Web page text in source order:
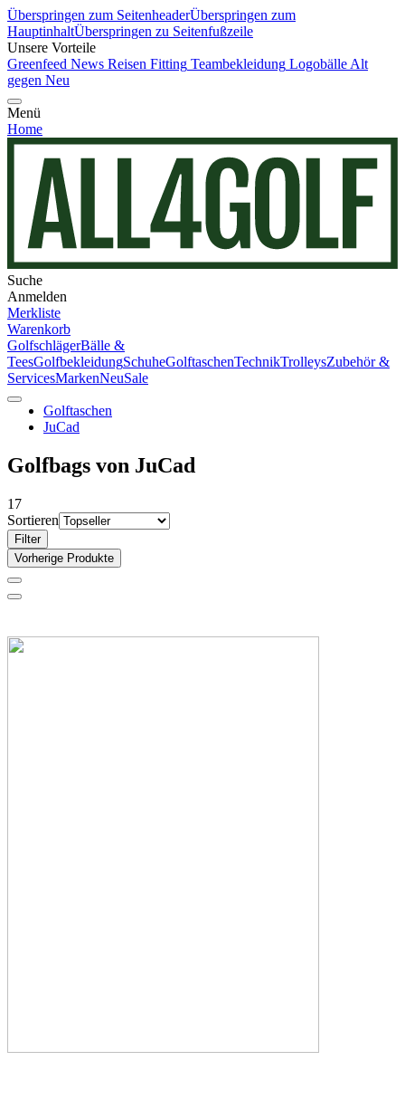
Überspringen zum SeitenheaderÜberspringen zum
HauptinhaltÜberspringen zu Seitenfußzeile
Unsere Vorteile
Greenfeed News Reisen Fitting Teambekleidung Logobälle Alt
gegen Neu
Menü
Home
Suche
Anmelden
Merkliste
Warenkorb
GolfschlägerBälle &
TeesGolfbekleidungSchuheGolftaschenTechnikTrolleysZubehör &
ServicesMarkenNeuSale
Golftaschen
JuCad
Golfbags von JuCad
17
Sortieren
Filter
Vorherige Produkte